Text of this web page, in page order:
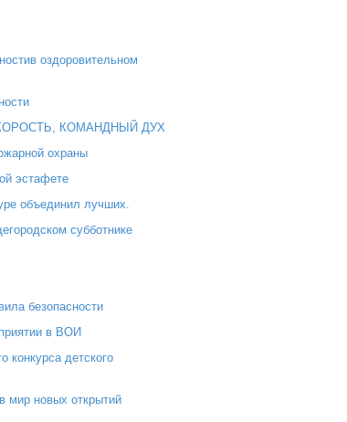
оздоровительном
КОМАНДНЫЙ ДУХ
охраны
эстафете
объединил лучших.
субботнике
безопасности
в ВОИ
конкурса детского
мир новых открытий